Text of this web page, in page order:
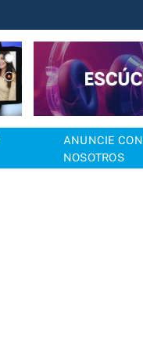
ANUNCIE CON
NOSOTROS